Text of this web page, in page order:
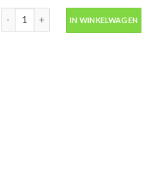
500ml aantal
Ontvetter M600 in blik 500ml -Motip
IN WINKELWAGEN